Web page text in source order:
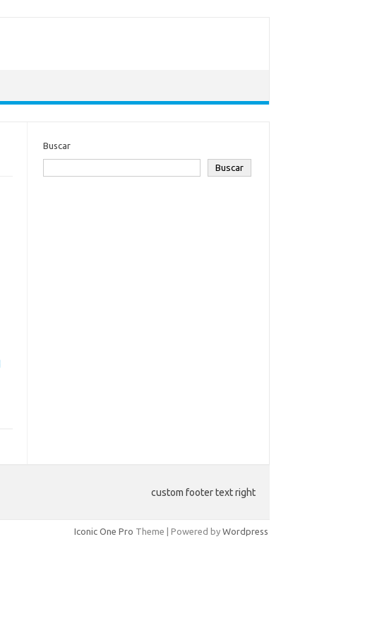
Buscar
Buscar
custom footer text right
Iconic One Pro Theme | Powered by Wordpress